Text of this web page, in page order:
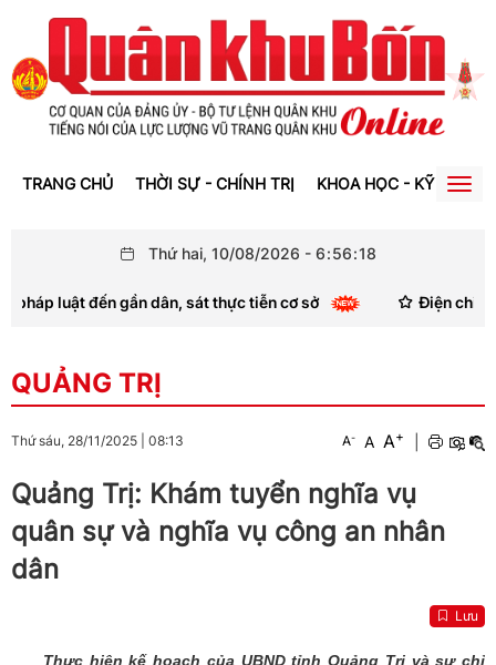
TRANG CHỦ THỜI SỰ - CHÍNH TRỊ KHOA HỌC - KỸ THUẬT
Thứ hai, 10/08/2026 - 6:56:18
luật đến gần dân, sát thực tiễn cơ sở Điện chia
QUẢNG TRỊ
Thứ sáu, 28/11/2025 08:13 A- A A+
Quảng Trị: Khám tuyển nghĩa vụ
quân sự và nghĩa vụ công an nhân
dân
Lưu
Thực hiện kế hoạch của UBND tỉnh Quảng Trị và sự chỉ